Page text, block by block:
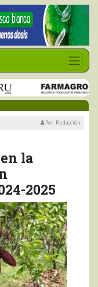
Por: Redacción
la
2025